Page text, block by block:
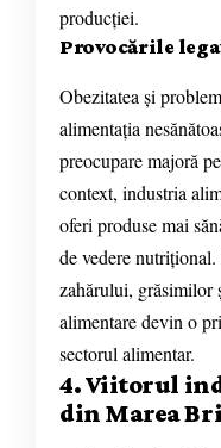
producției.
Provocările
Obezitatea și
alimentația
preocupare majoră
context, industria
oferi produse mai
de vedere
zahărului, grăsimilor
alimentare devin o
sectorul alimentar.
4. Viitorul
din Marea